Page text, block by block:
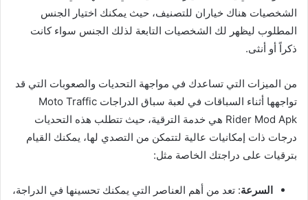
الشخصيات هناك خياران للتصنيف، حيث يمكنك اختيار الجنس
المطلوب ليظهر لك الشخصيات التابعة لذلك الجنس سواء كانت
ذكراً أو أنثى.
من الميزات التي تساعدك في مواجهة التحديات والصعوبات التي قد
تواجهها أثناء السباقات في لعبة سباق الدراجات Moto Traffic
Rider Mod Apk هي خدمة الترقية، حيث تتطلب هذه التحديات
درجات ذات إمكانيات عالية لتتمكن من التصدي لها، يمكنك القيام
بترقيات على دراجتك الخاصة مثل:
السرعة: تعد من أهم العناصر التي يمكنك تحسينها في الدراجة،